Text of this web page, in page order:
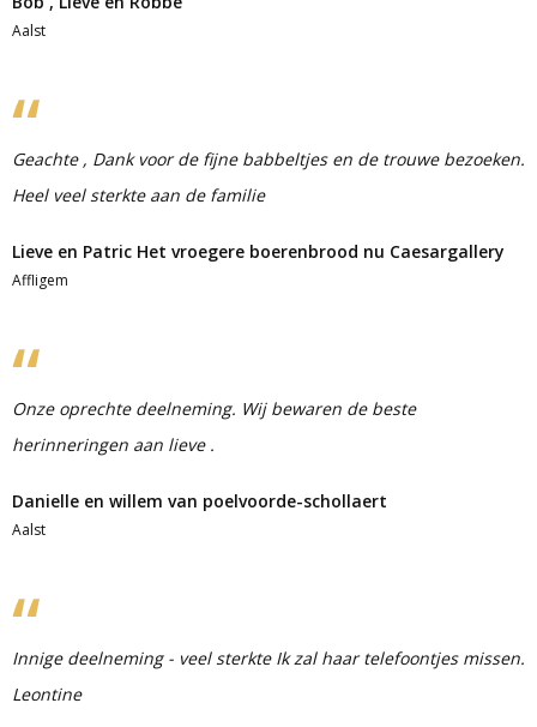
Aalst
Geachte , Dank voor de fijne babbeltjes en de trouwe bezoeken.
Heel veel sterkte aan de familie
Lieve en Patric Het vroegere boerenbrood nu Caesargallery
Affligem
Onze oprechte deelneming. Wij bewaren de beste
herinneringen aan lieve .
Danielle en willem van poelvoorde-schollaert
Aalst
Innige deelneming - veel sterkte Ik zal haar telefoontjes missen.
Leontine